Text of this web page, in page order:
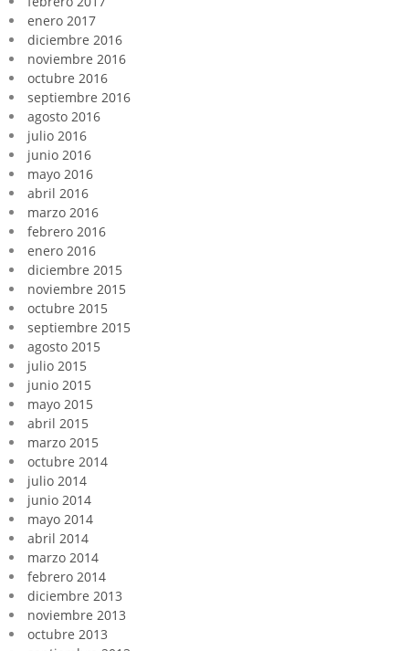
enero 2017
diciembre 2016
noviembre 2016
octubre 2016
septiembre 2016
agosto 2016
julio 2016
junio 2016
mayo 2016
abril 2016
marzo 2016
febrero 2016
enero 2016
diciembre 2015
noviembre 2015
octubre 2015
septiembre 2015
agosto 2015
julio 2015
junio 2015
mayo 2015
abril 2015
marzo 2015
octubre 2014
julio 2014
junio 2014
mayo 2014
abril 2014
marzo 2014
febrero 2014
diciembre 2013
noviembre 2013
octubre 2013